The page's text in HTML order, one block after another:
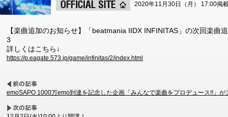
2020年11月30日（月） 17:00掲
【楽曲追加のお知らせ】「beatmania IIDX INFINITAS」の次回楽曲
3
詳しくはこちら↓
https://p.eagate.573.jp/game/infinitas/2/index.html
emoSAPO 1000万emo到達を記念した企画「みんなで楽曲をプロデュース!!」が